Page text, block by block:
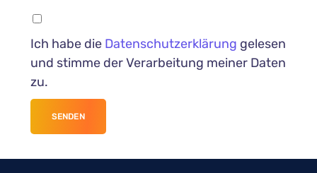
Ich habe die Datenschutzerklärung gelesen
und stimme der Verarbeitung meiner Daten
zu.